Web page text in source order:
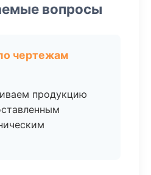
вопросы
чертежам
продукцию